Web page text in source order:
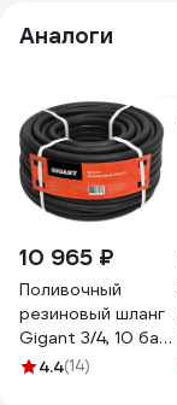
Аналоги
10 965 ₽
Поливочный
резиновый шланг
Gigant 3/4, 10 бар,
50м, 3 слоя GWH-
4.4(14)